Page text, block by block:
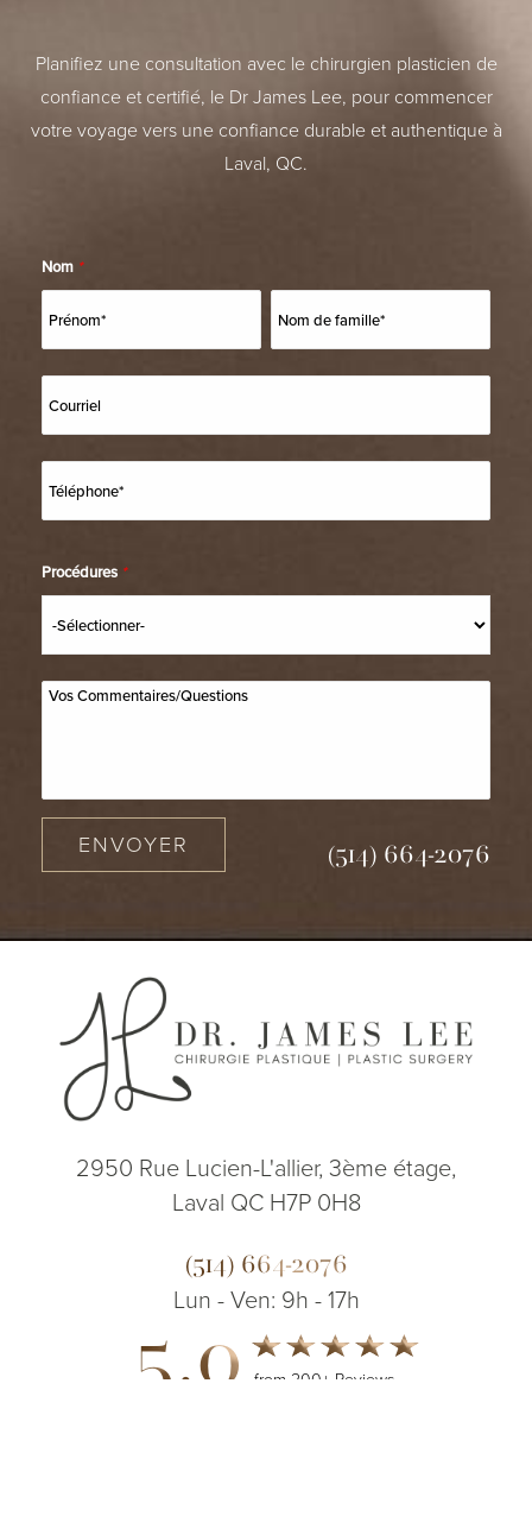
Planifiez une consultation avec le chirurgien plasticien de
confiance et certifié, le Dr James Lee, pour commencer
votre voyage vers une confiance durable et authentique à
Laval, QC.
Nom *
Procédures *
ENVOYER (514) 664-2076
2950 Rue Lucien-L'allier, 3ème étage,
Laval QC H7P 0H8
(514) 664-2076
Lun - Ven: 9h - 17h
5.0 from 200+ Reviews